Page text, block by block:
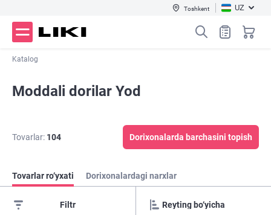
Toshkent UZ
Katalog
Moddali dorilar Yod
Tovarlar: 104 Dorixonalarda barchasini topish
Tovarlar ro‘yxati Dorixonalardagi narxlar
Filtr